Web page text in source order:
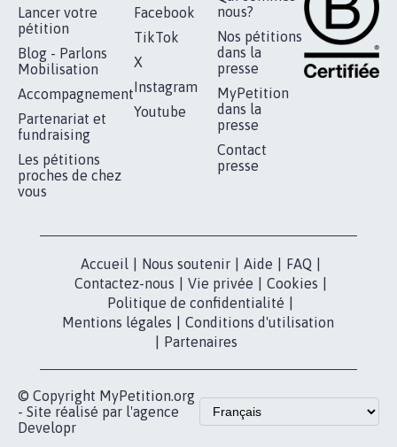
RÉUSSIR VOTRE
MOBILISATION
Lancer votre
pétition
Mobilisation
Accompagnement
Partenariat et
Les pétitions
Youtube
ESPACE PRESSE
Qui sommes-
nous?
presse
MyPetition
dans la
presse
Contact
presse
Nous soutenir | Aide | FAQ |